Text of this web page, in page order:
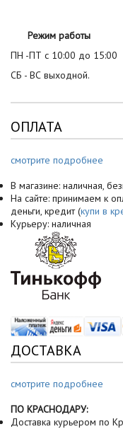
Режим работы
ПН -ПТ с 10:00 до 15:00
СБ - ВС выходной.
ОПЛАТА
смотрите подробнее
В магазине: наличная,
На сайте: принимаем к
деньги, кредит (купи в
Курьеру: наличная
ДОСТАВКА
смотрите подробнее
ПО КРАСНОДАРУ:
Доставка курьером по